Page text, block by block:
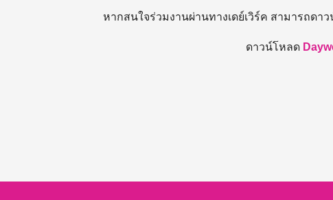
หากสนใจร่วมงานผ่านทางเดย์เวิร์ค สามารถดา
ดาวน์โหลด